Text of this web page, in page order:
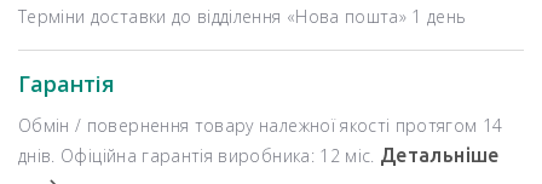
Терміни доставки до відділення «Нова пошта» 1 день
Гарантія
Обмін / повернення товару належної якості протягом 14
днів. Офіційна гарантія виробника: 12 міс. Детальніше